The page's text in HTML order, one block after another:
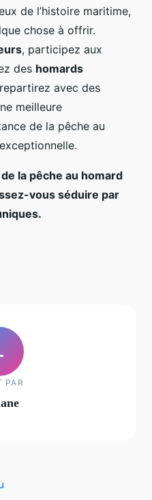
de l’histoire maritime,
chose à offrir.
, participez aux
des homards
avec des
meilleure
de la pêche au
la pêche au homard
vous séduire par
PAR